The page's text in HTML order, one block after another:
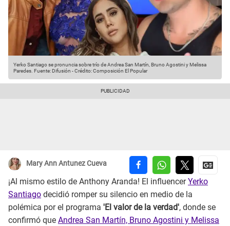
Yerko Santiago se pronuncia sobre trío de Andrea San Martín, Bruno Agostini y Melissa
Paredes. Fuente: Difusión -Crédito: Composición El Popular
Mary Ann Antunez Cueva
¡Al mismo estilo de Anthony Aranda! El influencerYerko
Santiago decidió romper su silencio en medio de la
polémica por el programa 'El valor de la verdad', donde se
confirmó que Andrea San Martín, Bruno Agostini y Melissa